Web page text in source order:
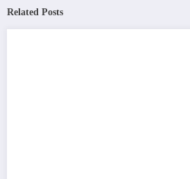
Related Posts